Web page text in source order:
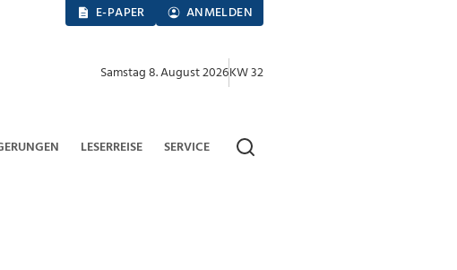
E-PAPER ANMELDEN
Samstag 8. August 2026KW 32
LESERREISE SERVICE